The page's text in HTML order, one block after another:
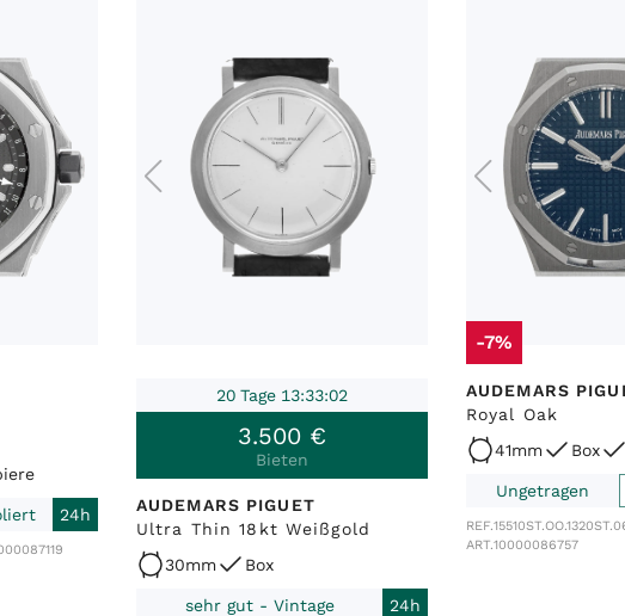
ZUSTAND WERK
24h
20 Tage 13:33:02
3.500 €
Bieten
AUDEMARS PIGUET
Ultra Thin 18kt Weißgold
30mm
Box
sehr gut - Vintage 24h
-7%
AUDEMARS
Royal Oak
41mm
Box
Ungetragen
REF.
ART.10000086757